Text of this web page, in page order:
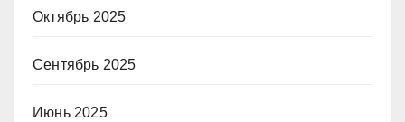
Октябрь 2025
Сентябрь 2025
Июнь 2025